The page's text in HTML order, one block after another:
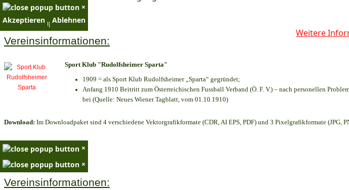
Akzeptieren Ablehnen
Weitere
×
×
Vereinsinformationen:
Sport Klub "Rudolfsheimer Sparta"
1909 = als Sport Klub Rudolfsheimer „Sparta“ gegründet;
Anfang 1910 Beitritt zum Österreichischen Fussball Verband (Ö. F. V.) – nach personellen
bei (Quelle: Neues Wiener Tagblatt, vom 01.10.1910)
Download: Im Downloadpaket sind 4 verschiedene Vektorgrafikformate (CDR, AI EPS, PDF) und 3 Pixelgrafikformate (JPG,
×
×
Vereinsinformationen: